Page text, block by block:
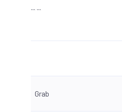
``` ```
Grab